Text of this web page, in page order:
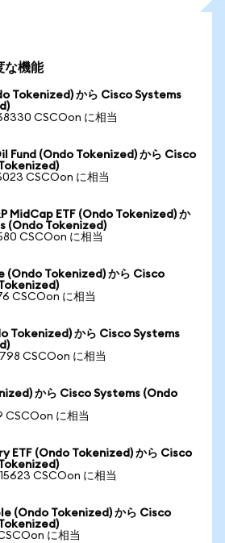
な機能
Tokenized) から Cisco Systems
CSCOon に相当
Fund (Ondo Tokenized) から Cisco
CSCOon に相当
MidCap ETF (Ondo Tokenized) か
(Ondo Tokenized)
CSCOon に相当
(Ondo Tokenized) から Cisco
CSCOon に相当
Tokenized) から Cisco Systems
CSCOon に相当
から Cisco Systems (Ondo
CSCOon に相当
ETF (Ondo Tokenized) から Cisco
CSCOon に相当
(Ondo Tokenized) から Cisco
に相当